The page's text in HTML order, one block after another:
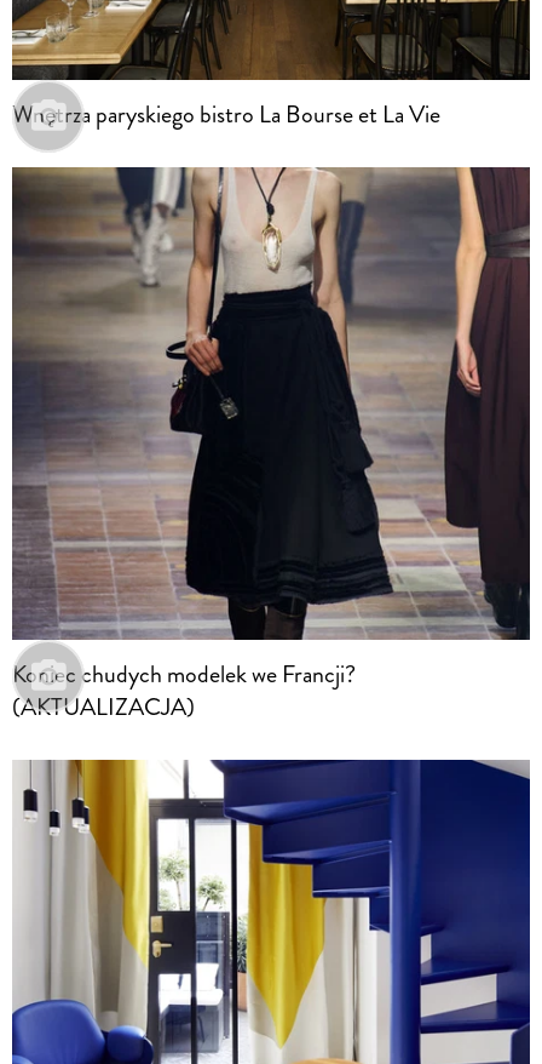
Wnętrza paryskiego bistro La Bourse et La Vie
Koniec chudych modelek we Francji?
(AKTUALIZACJA)